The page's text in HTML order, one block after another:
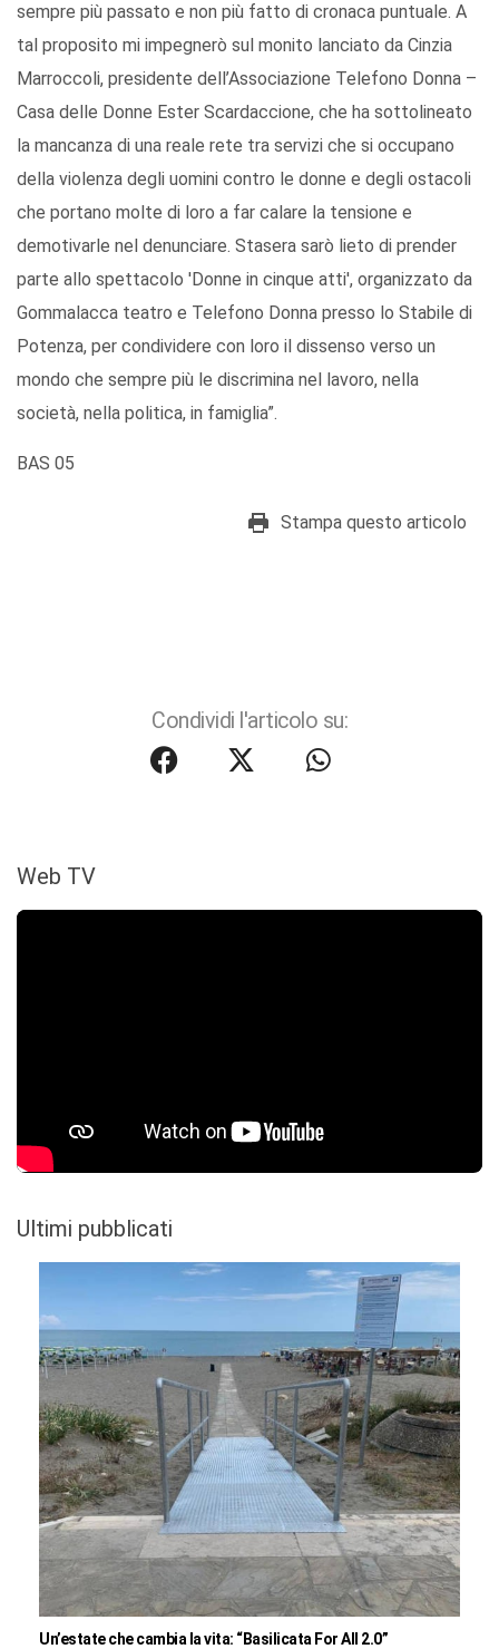
sempre più passato e non più fatto di cronaca puntuale. A
tal proposito mi impegnerò sul monito lanciato da Cinzia
Marroccoli, presidente dell’Associazione Telefono Donna –
Casa delle Donne Ester Scardaccione, che ha sottolineato
la mancanza di una reale rete tra servizi che si occupano
della violenza degli uomini contro le donne e degli ostacoli
che portano molte di loro a far calare la tensione e
demotivarle nel denunciare. Stasera sarò lieto di prender
parte allo spettacolo 'Donne in cinque atti', organizzato da
Gommalacca teatro e Telefono Donna presso lo Stabile di
Potenza, per condividere con loro il dissenso verso un
mondo che sempre più le discrimina nel lavoro, nella
società, nella politica, in famiglia”.
BAS 05
Stampa questo articolo
Condividi l'articolo su:
Web TV
Ultimi pubblicati
Un’estate che cambia la vita: “Basilicata For All 2.0”